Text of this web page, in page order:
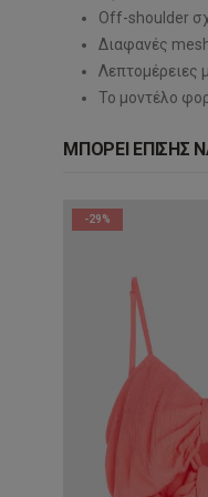
Off-shoulder
Διαφανές
Λεπτομέρειες
Το μοντέλο
ΜΠΟΡΕΊ ΕΠΊΣΗΣ
-29%